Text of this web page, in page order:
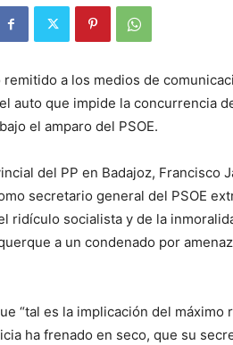
remitido a los medios de
auto que impide la concurrencia
el amparo del PSOE.
del PP en Badajoz, Francisco
secretario general del PSOE
ridículo socialista y de la
a un condenado por
“tal es la implicación del
ha frenado en seco, que su